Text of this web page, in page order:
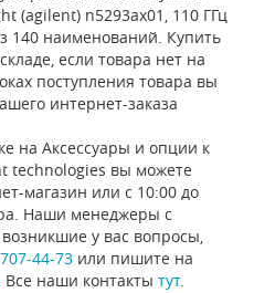
(agilent) n5293ax01, 110 ГГц
140 наименований. Купить
если товара нет на
поступления товара вы
интернет-заказа
на Аксессуары и опции к
technologies вы можете
магазин или с 10:00 до
Наши менеджеры с
у вас вопросы,
44-73 или пишите на
Все наши контакты тут.